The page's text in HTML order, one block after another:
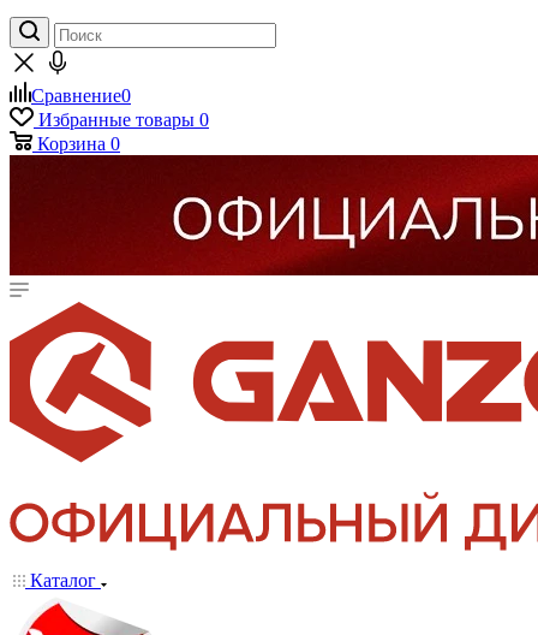
Сравнение0
Избранные товары 0
Корзина 0
Каталог